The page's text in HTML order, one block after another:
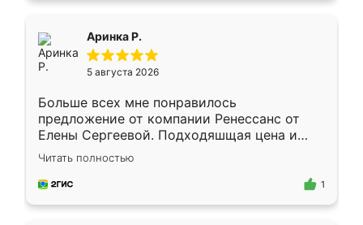
Аринка Р.
5 августа 2026
Больше всех мне понравилось
предложение от компании Ренессанс от
Елены Сергеевой. Подходяшщая цена и
короткие сроки изготовления. Приехавший
для замера сотрудник Владислав
предложил по моему эскизу самый
Читать полностью
1